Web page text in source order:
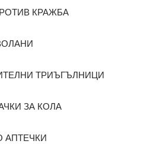
КРАЖБА
ТРИЪГЪЛНИЦИ
ЗА КОЛА
АПТЕЧКИ